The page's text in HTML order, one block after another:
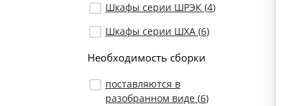
Шкафы серии ШРЭК (4)
Шкафы серии ШХА (6)
Необходимость сборки
поставляются в
разобранном виде (6)